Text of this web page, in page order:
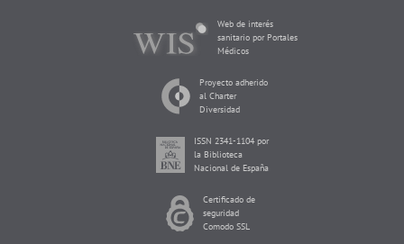
Web de interés
sanitario por Portales
Médicos
Proyecto adherido
al Charter
Diversidad
ISSN 2341-1104 por
la Biblioteca
Nacional de España
Certificado de
seguridad
Comodo SSL